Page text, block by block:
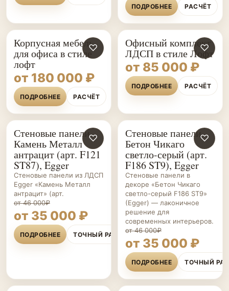
ПОДРОБНЕЕ РАСЧЁТ
♡
Корпусная мебель
для офиса в стиле
лофт
от 180 000 ₽
ПОДРОБНЕЕ РАСЧЁТ
♡
Офисный комплект
ЛДСП в стиле Лофт
от 85 000 ₽
ПОДРОБНЕЕ РАСЧЁТ
СТЕНОВЫЕ
ПАНЕЛИ НА ЗАКАЗ
♡
Стеновые панели
Камень Металл
антрацит (арт. F121
ST87), Egger
Стеновые панели из ЛДСП
Egger «Камень Металл
антрацит» (арт.
от 46 000₽
от 35 000 ₽
ПОДРОБНЕЕ ТОЧНЫЙ РАСЧЁТ
СТЕНОВЫЕ
ПАНЕЛИ НА ЗАКАЗ
♡
Стеновые панели
Бетон Чикаго
светло-серый (арт.
F186 ST9), Egger
Стеновые панели в
декоре «Бетон Чикаго
светло-серый F186 ST9»
(Egger) — лаконичное
решение для
современных интерьеров.
от 46 000₽
от 35 000 ₽
ПОДРОБНЕЕ ТОЧНЫЙ